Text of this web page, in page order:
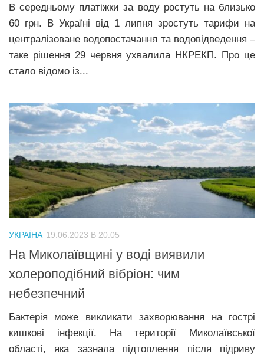
В середньому платіжки за воду ростуть на близько
60 грн. В Україні від 1 липня зростуть тарифи на
централізоване водопостачання та водовідведення –
таке рішення 29 червня ухвалила НКРЕКП. Про це
стало відомо із...
УКРАЇНА 19.06.2023 В 20:05
На Миколаївщині у воді виявили
холероподібний вібріон: чим
небезпечний
Бактерія може викликати захворювання на гострі
кишкові інфекції. На території Миколаївської
області, яка зазнала підтоплення після підриву